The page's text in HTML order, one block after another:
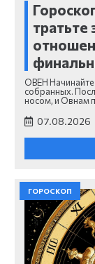
тратьте
ОВЕН Начинайте
собранных.
носом, и Овнам
07.08.2026
ГОРОСКОП